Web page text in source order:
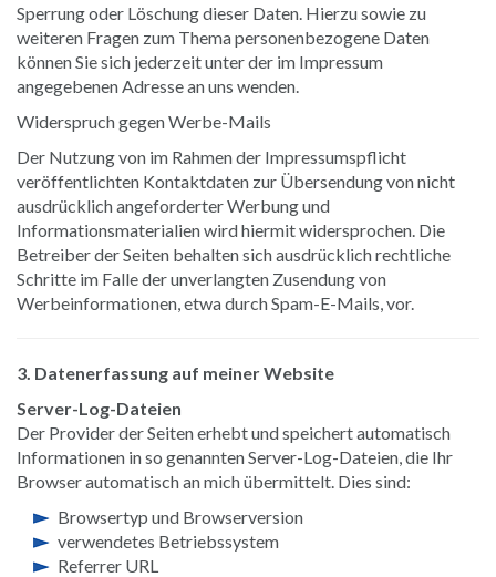
Sperrung oder Löschung dieser Daten. Hierzu sowie zu
weiteren Fragen zum Thema personenbezogene Daten
können Sie sich jederzeit unter der im Impressum
angegebenen Adresse an uns wenden.
Widerspruch gegen Werbe-Mails
Der Nutzung von im Rahmen der Impressumspflicht
veröffentlichten Kontaktdaten zur Übersendung von nicht
ausdrücklich angeforderter Werbung und
Informationsmaterialien wird hiermit widersprochen. Die
Betreiber der Seiten behalten sich ausdrücklich rechtliche
Schritte im Falle der unverlangten Zusendung von
Werbeinformationen, etwa durch Spam-E-Mails, vor.
3. Datenerfassung auf meiner Website
Server-Log-Dateien
Der Provider der Seiten erhebt und speichert automatisch
Informationen in so genannten Server-Log-Dateien, die Ihr
Browser automatisch an mich übermittelt. Dies sind:
Browsertyp und Browserversion
verwendetes Betriebssystem
Referrer URL